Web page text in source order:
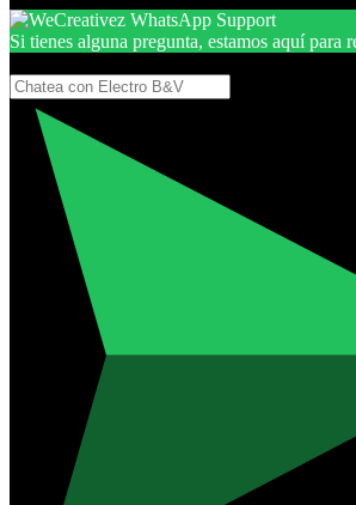
Si tienes alguna pregunta, estamos aquí para